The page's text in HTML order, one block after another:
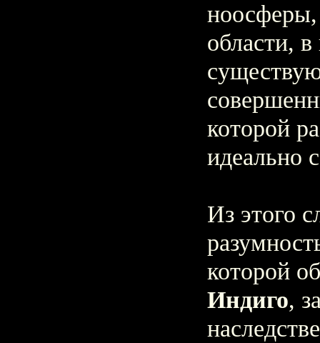
области,
которой
идеально
Из этого
которой
Индиго,